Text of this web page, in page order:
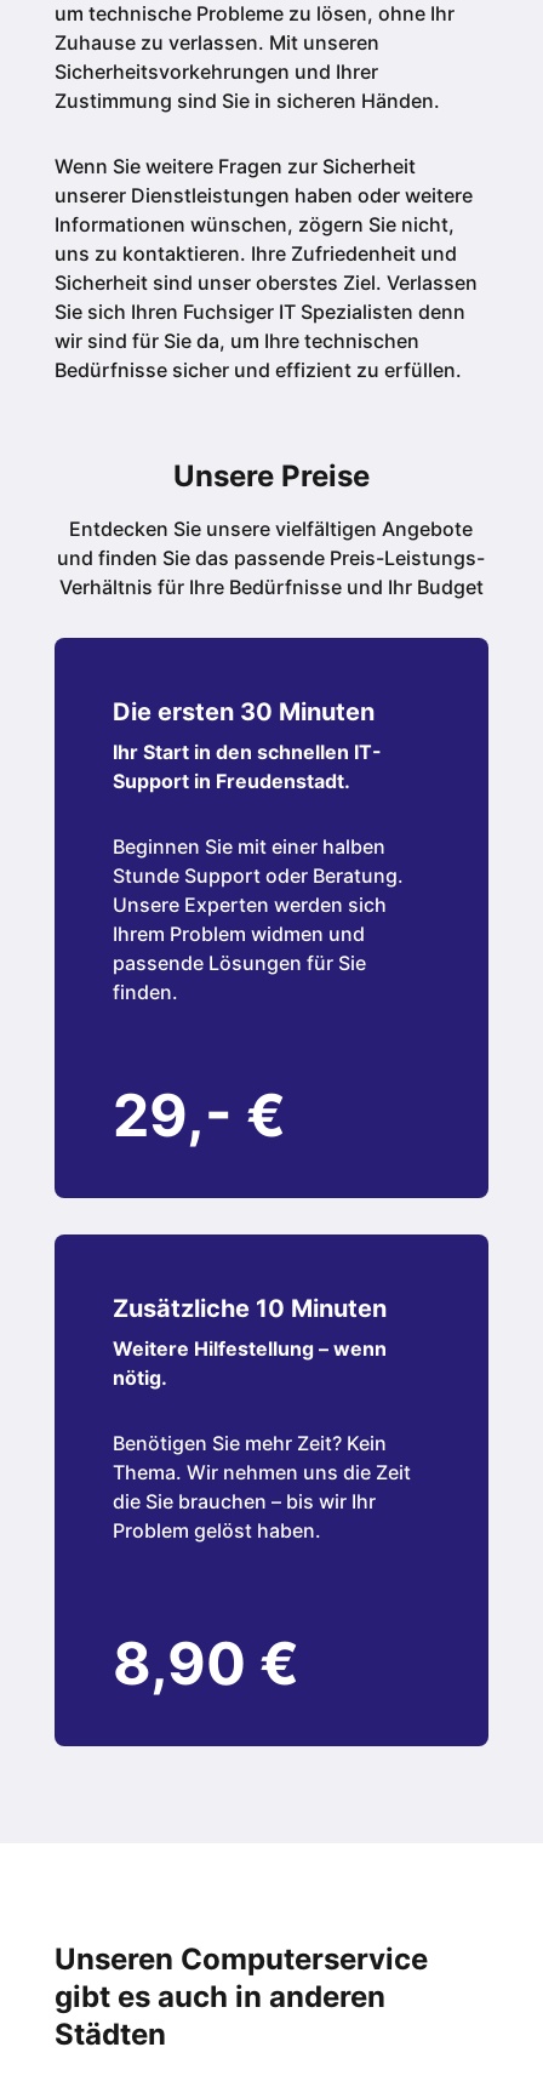
um technische Probleme zu lösen, ohne Ihr
Zuhause zu verlassen. Mit unseren
Sicherheitsvorkehrungen und Ihrer
Zustimmung sind Sie in sicheren Händen.
Wenn Sie weitere Fragen zur Sicherheit
unserer Dienstleistungen haben oder weitere
Informationen wünschen, zögern Sie nicht,
uns zu kontaktieren. Ihre Zufriedenheit und
Sicherheit sind unser oberstes Ziel. Verlassen
Sie sich Ihren Fuchsiger IT Spezialisten denn
wir sind für Sie da, um Ihre technischen
Bedürfnisse sicher und effizient zu erfüllen.
Unsere Preise
Entdecken Sie unsere vielfältigen Angebote
und finden Sie das passende Preis-Leistungs-
Verhältnis für Ihre Bedürfnisse und Ihr Budget
Die ersten 30 Minuten
Ihr Start in den schnellen IT-
Support in Freudenstadt.
Beginnen Sie mit einer halben
Stunde Support oder Beratung.
Unsere Experten werden sich
Ihrem Problem widmen und
passende Lösungen für Sie
finden.
29,- €
Zusätzliche 10 Minuten
Weitere Hilfestellung – wenn
nötig.
Benötigen Sie mehr Zeit? Kein
Thema. Wir nehmen uns die Zeit
die Sie brauchen – bis wir Ihr
Problem gelöst haben.
8,90 €
Unseren Computerservice
gibt es auch in anderen
Städten